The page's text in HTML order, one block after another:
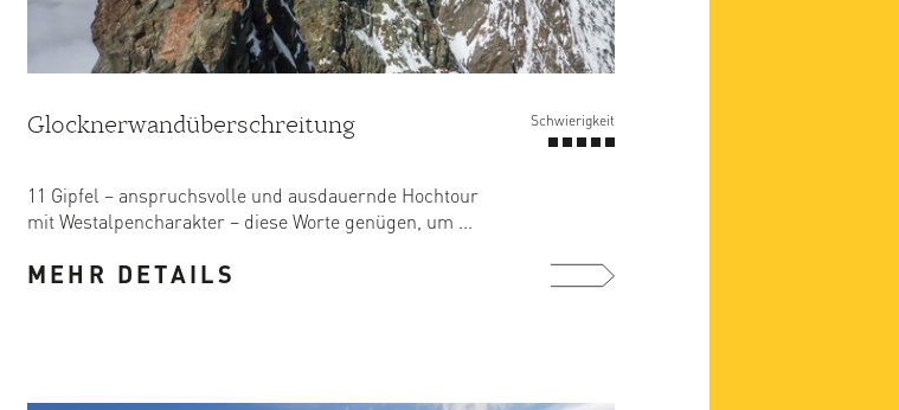
mehr ...
Glocknerwandüberschreitung Schwierigkeit
11 Gipfel – anspruchsvolle und ausdauernde Hochtour
mit Westalpencharakter – diese Worte genügen, um ...
MEHR DETAILS